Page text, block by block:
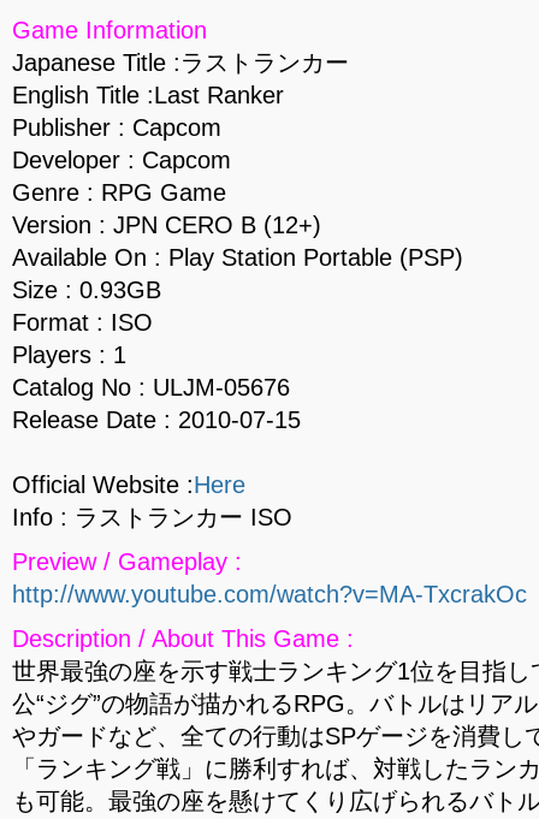
Game Information
Japanese Title :ラストランカー
English Title :Last Ranker
Publisher : Capcom
Developer : Capcom
Genre : RPG Game
Version : JPN CERO B (12+)
Available On : Play Station Portable (PSP)
Size : 0.93GB
Format : ISO
Players : 1
Catalog No : ULJM-05676
Release Date : 2010-07-15
Official Website :Here
Info : ラストランカー ISO
Preview / Gameplay :
http://www.youtube.com/watch?v=MA-TxcrakOc
Description / About This Game :
世界最強の座を示す戦士ランキング1位を目指
公“ジグ”の物語が描かれるRPG。バトルはリア
やガードなど、全ての行動はSPゲージを消費し
「ランキング戦」に勝利すれば、対戦したラン
も可能。最強の座を懸けてくり広げられるバト